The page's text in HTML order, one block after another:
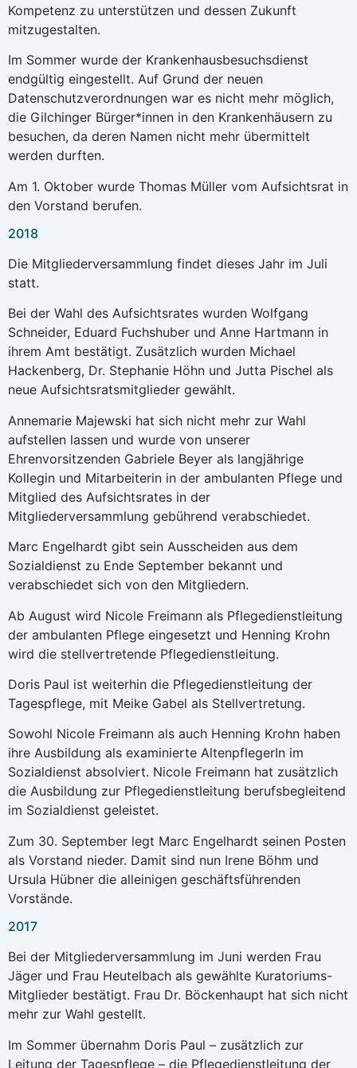
Kompetenz zu unterstützen und dessen Zukunft
mitzugestalten.
Im Sommer wurde der Krankenhausbesuchsdienst
endgültig eingestellt. Auf Grund der neuen
Datenschutzverordnungen war es nicht mehr möglich,
die Gilchinger Bürger*innen in den Krankenhäusern zu
besuchen, da deren Namen nicht mehr übermittelt
werden durften.
Am 1. Oktober wurde Thomas Müller vom Aufsichtsrat in
den Vorstand berufen.
2018
Die Mitgliederversammlung findet dieses Jahr im Juli
statt.
Bei der Wahl des Aufsichtsrates wurden Wolfgang
Schneider, Eduard Fuchshuber und Anne Hartmann in
ihrem Amt bestätigt. Zusätzlich wurden Michael
Hackenberg, Dr. Stephanie Höhn und Jutta Pischel als
neue Aufsichtsratsmitglieder gewählt.
Annemarie Majewski hat sich nicht mehr zur Wahl
aufstellen lassen und wurde von unserer
Ehrenvorsitzenden Gabriele Beyer als langjährige
Kollegin und Mitarbeiterin in der ambulanten Pflege und
Mitglied des Aufsichtsrates in der
Mitgliederversammlung gebührend verabschiedet.
Marc Engelhardt gibt sein Ausscheiden aus dem
Sozialdienst zu Ende September bekannt und
verabschiedet sich von den Mitgliedern.
Ab August wird Nicole Freimann als Pflegedienstleitung
der ambulanten Pflege eingesetzt und Henning Krohn
wird die stellvertretende Pflegedienstleitung.
Doris Paul ist weiterhin die Pflegedienstleitung der
Tagespflege, mit Meike Gabel als Stellvertretung.
Sowohl Nicole Freimann als auch Henning Krohn haben
ihre Ausbildung als examinierte AltenpflegerIn im
Sozialdienst absolviert. Nicole Freimann hat zusätzlich
die Ausbildung zur Pflegedienstleitung berufsbegleitend
im Sozialdienst geleistet.
Zum 30. September legt Marc Engelhardt seinen Posten
als Vorstand nieder. Damit sind nun Irene Böhm und
Ursula Hübner die alleinigen geschäftsführenden
Vorstände.
2017
Bei der Mitgliederversammlung im Juni werden Frau
Jäger und Frau Heutelbach als gewählte Kuratoriums-
Mitglieder bestätigt. Frau Dr. Böckenhaupt hat sich nicht
mehr zur Wahl gestellt.
Im Sommer übernahm Doris Paul – zusätzlich zur
Leitung der Tagespflege – die Pflegedienstleitung der